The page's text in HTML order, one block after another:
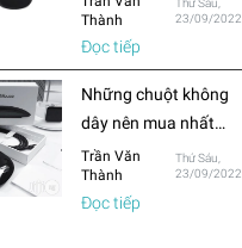
mua chuột thông
thường?
Thành
23/09/2022
Đọc tiếp
Những chuột không
dây nên mua nhất
trong năm 2022
Trần Văn
Thành
Thứ Sáu,
23/09/2022
Đọc tiếp